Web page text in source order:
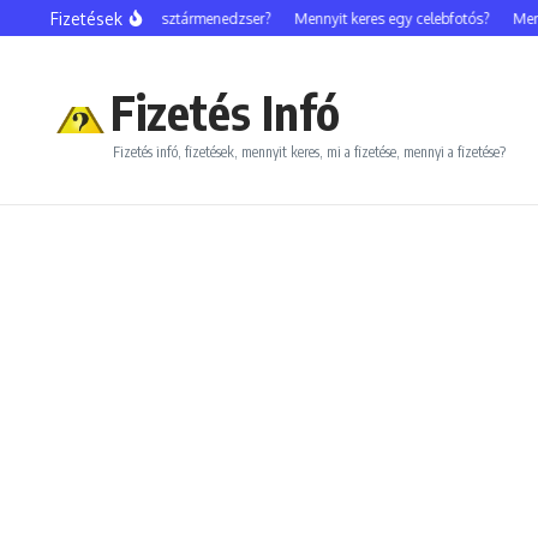
Ugrás a tartalomhoz
Fizetések
Mennyit keres egy sztármenedzser? Mennyit keres egy celebfotós? Mennyit
Fizetés Infó
Fizetés infó, fizetések, mennyit keres, mi a fizetése, mennyi a fizetése?